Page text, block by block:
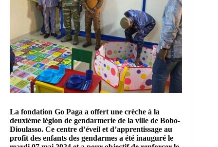
La fondation Go Paga a offert une crèche à la
deuxième légion de gendarmerie de la ville de Bobo-
Dioulasso. Ce centre d’éveil et d’apprentissage au
profit des enfants des gendarmes a été inauguré le